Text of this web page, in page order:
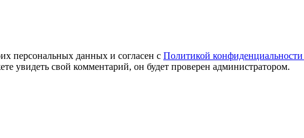
персональных данных и согласен с Политикой конфиденциальности
увидеть свой комментарий, он будет проверен администратором.